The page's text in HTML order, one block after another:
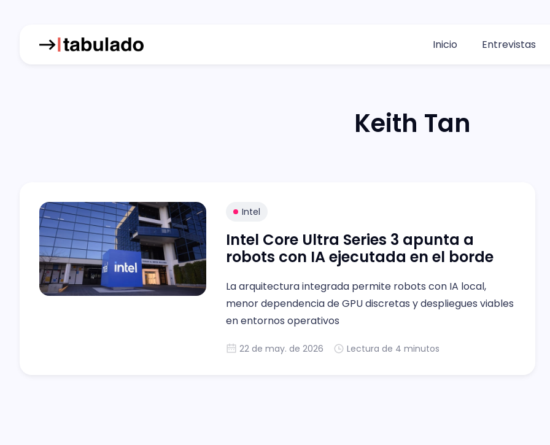
Inicio Entrevistas
Keith Tan
Intel
Intel Core Ultra Series 3 apunta a
robots con IA ejecutada en el borde
La arquitectura integrada permite robots con IA local,
menor dependencia de GPU discretas y despliegues viables
en entornos operativos
22 de may. de 2026 Lectura de 4 minutos